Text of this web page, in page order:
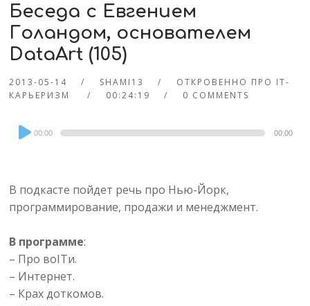
Беседа с Евгением
Голандом, основателем
DataArt (105)
2013-05-14 SHAMI13
ОТКРОВЕННО ПРО IT-
КАРЬЕРИЗМ
00:24:19 0 COMMENTS
Audio
Player
00:00 00:00
В подкасте пойдет речь про Нью-Йорк,
программирование, продажи и менеджмент.
В программе:
– Про воITи.
– Интернет.
– Крах доткомов.